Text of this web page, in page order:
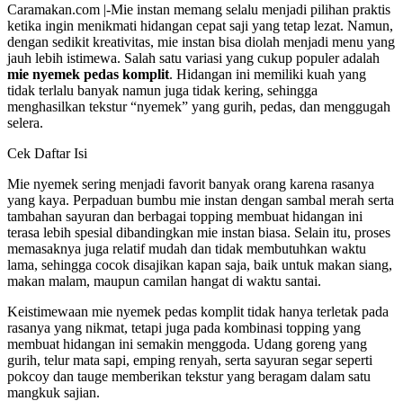
Caramakan.com |-Mie instan memang selalu menjadi pilihan praktis
ketika ingin menikmati hidangan cepat saji yang tetap lezat. Namun,
dengan sedikit kreativitas, mie instan bisa diolah menjadi menu yang
jauh lebih istimewa. Salah satu variasi yang cukup populer adalah
mie nyemek pedas komplit. Hidangan ini memiliki kuah yang
tidak terlalu banyak namun juga tidak kering, sehingga
menghasilkan tekstur “nyemek” yang gurih, pedas, dan menggugah
selera.
Cek Daftar Isi
Mie nyemek sering menjadi favorit banyak orang karena rasanya
yang kaya. Perpaduan bumbu mie instan dengan sambal merah serta
tambahan sayuran dan berbagai topping membuat hidangan ini
terasa lebih spesial dibandingkan mie instan biasa. Selain itu, proses
memasaknya juga relatif mudah dan tidak membutuhkan waktu
lama, sehingga cocok disajikan kapan saja, baik untuk makan siang,
makan malam, maupun camilan hangat di waktu santai.
Keistimewaan mie nyemek pedas komplit tidak hanya terletak pada
rasanya yang nikmat, tetapi juga pada kombinasi topping yang
membuat hidangan ini semakin menggoda. Udang goreng yang
gurih, telur mata sapi, emping renyah, serta sayuran segar seperti
pokcoy dan tauge memberikan tekstur yang beragam dalam satu
mangkuk sajian.